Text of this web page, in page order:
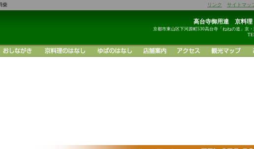
柴 リンク サイトマッ
高台寺御用達 京料理
京都市東山区下河原町530高台寺「ねねの道」京